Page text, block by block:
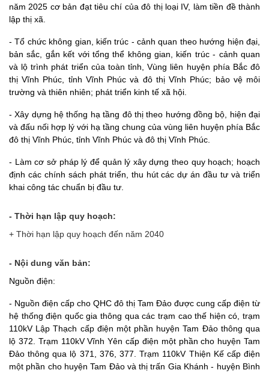
năm 2025 cơ bản đạt tiêu chí của đô thị loại IV, làm tiền đề thành
lập thị xã.
- Tổ chức không gian, kiến trúc - cảnh quan theo hướng hiện đại,
bản sắc, gắn kết với tổng thể không gian, kiến trúc - cảnh quan
và lộ trình phát triển của toàn tỉnh, Vùng liên huyện phía Bắc đô
thị Vĩnh Phúc, tỉnh Vĩnh Phúc và đô thị Vĩnh Phúc; bảo vệ môi
trường và thiên nhiên; phát triển kinh tế xã hội.
- Xây dựng hệ thống hạ tầng đô thị theo hướng đồng bộ, hiện đại
và đấu nối hợp lý với hạ tầng chung của vùng liên huyện phía Bắc
đô thị Vĩnh Phúc, tỉnh Vĩnh Phúc và đô thị Vĩnh Phúc.
- Làm cơ sở pháp lý để quản lý xây dựng theo quy hoạch; hoạch
định các chính sách phát triển, thu hút các dự án đầu tư và triển
khai công tác chuẩn bị đầu tư.
- Thời hạn lập quy hoạch:
+ Thời hạn lập quy hoạch đến năm 2040
- Nội dung văn bản:
Nguồn điện:
- Nguồn điện cấp cho QHC đô thị Tam Đảo được cung cấp điện từ
hệ thống điện quốc gia thông qua các trạm cao thế hiện có, trạm
110kV Lập Thạch cấp điện một phần huyện Tam Đảo thông qua
lộ 372. Trạm 110kV Vĩnh Yên cấp điện một phần cho huyện Tam
Đảo thông qua lộ 371, 376, 377. Trạm 110kV Thiện Kế cấp điện
một phần cho huyện Tam Đảo và thị trấn Gia Khánh - huyện Bình